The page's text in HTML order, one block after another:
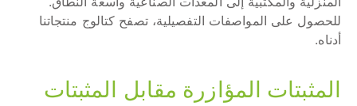
للحصول على المواصفات التفصيلية، تصفح كتالوج منتجاتنا
أدناه.
المثبتات المؤازرة مقابل المثبتات